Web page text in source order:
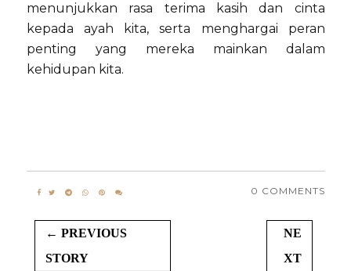
menunjukkan rasa terima kasih dan cinta
kepada ayah kita, serta menghargai peran
penting yang mereka mainkan dalam
kehidupan kita.
0 COMMENTS
← PREVIOUS
STORY
NE
XT